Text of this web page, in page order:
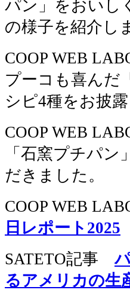
パン」をおいし
の様子を紹介し
COOP WEB
プーコも喜んだ
シピ4種をお披露
COOP WEB
「石窯プチパ
だきました。
COOP WEB
日レポート2025
SATETO記事
るアメリカの生